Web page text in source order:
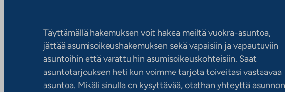
Täyttämällä hakemuksen voit hakea meiltä vuokra-asuntoa,
jättää asumisoikeushakemuksen sekä vapaisiin ja vapautuviin
asuntoihin että varattuihin asumisoikeuskohteisiin. Saat
asuntotarjouksen heti kun voimme tarjota toiveitasi vastaavaa
asuntoa. Mikäli sinulla on kysyttävää, otathan yhteyttä asunnon